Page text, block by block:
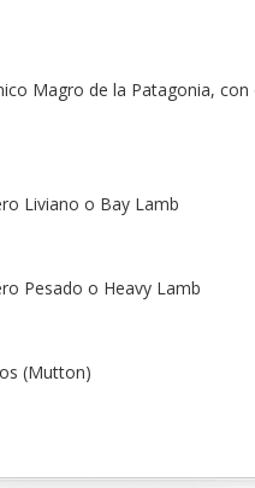
Magro de la Patagonia, con
Liviano o Bay Lamb
Pesado o Heavy Lamb
(Mutton)